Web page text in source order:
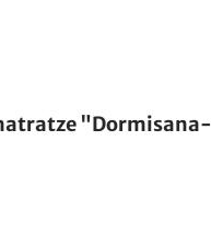
"Dormisana-